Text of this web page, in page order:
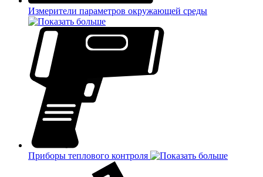
Измерители параметров окружающей среды
Приборы теплового контроля